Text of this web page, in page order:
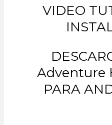
VIDEO
Adventure
PARA